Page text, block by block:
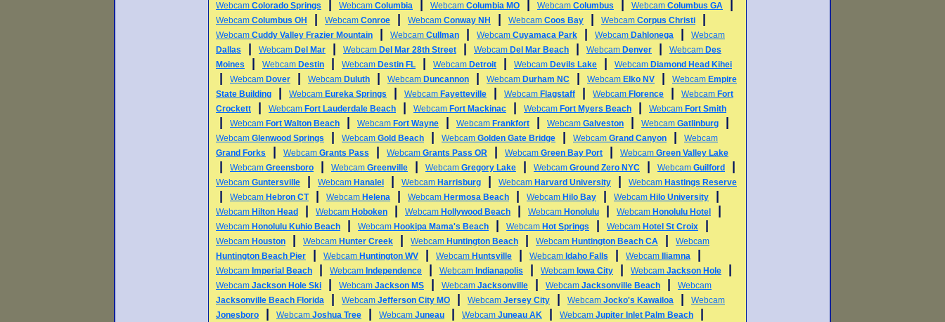
Webcam Colorado Springs Webcam Columbia Webcam Columbia MO Webcam Columbus Webcam Columbus GA
Webcam Columbus OH Webcam Conroe Webcam Conway NH Webcam Coos Bay Webcam Corpus Christi
Webcam Cuddy Valley Frazier Mountain Webcam Cullman Webcam Cuyamaca Park Webcam Dahlonega
Webcam
Dallas
Webcam Del Mar Webcam Del Mar 28th Street Webcam Del Mar Beach Webcam Denver Webcam Des
Moines
Webcam Destin Webcam Destin FL Webcam Detroit Webcam Devils Lake Webcam Diamond Head Kihei
Webcam Dover Webcam Duluth Webcam Duncannon Webcam Durham NC Webcam Elko NV Webcam Empire
State Building
Webcam Eureka Springs Webcam Fayetteville Webcam Flagstaff Webcam Florence Webcam Fort
Crockett
Webcam Fort Lauderdale Beach Webcam Fort Mackinac Webcam Fort Myers Beach Webcam Fort Smith
Webcam Fort Walton Beach Webcam Fort Wayne Webcam Frankfort Webcam Galveston Webcam Gatlinburg
Webcam Glenwood Springs Webcam Gold Beach Webcam Golden Gate Bridge Webcam Grand Canyon
Webcam
Grand Forks
Webcam Grants Pass Webcam Grants Pass OR Webcam Green Bay Port Webcam Green Valley Lake
Webcam Greensboro Webcam Greenville Webcam Gregory Lake Webcam Ground Zero NYC Webcam Guilford
Webcam Guntersville Webcam Hanalei Webcam Harrisburg Webcam Harvard University Webcam Hastings Reserve
Webcam Hebron CT Webcam Helena Webcam Hermosa Beach Webcam Hilo Bay Webcam Hilo University
Webcam Hilton Head Webcam Hoboken Webcam Hollywood Beach Webcam Honolulu Webcam Honolulu Hotel
Webcam Honolulu Kuhio Beach Webcam Hookipa Mama's Beach Webcam Hot Springs Webcam Hotel St Croix
Webcam Houston Webcam Hunter Creek Webcam Huntington Beach Webcam Huntington Beach CA
Webcam
Huntington Beach Pier
Webcam Huntington WV Webcam Huntsville Webcam Idaho Falls Webcam Iliamna
Webcam Imperial Beach Webcam Independence Webcam Indianapolis Webcam Iowa City Webcam Jackson Hole
Webcam Jackson Hole Ski Webcam Jackson MS Webcam Jacksonville Webcam Jacksonville Beach
Webcam
Jacksonville Beach Florida
Webcam Jefferson City MO Webcam Jersey City Webcam Jocko's Kawailoa
Webcam
Jonesboro
Webcam Joshua Tree Webcam Juneau Webcam Juneau AK Webcam Jupiter Inlet Palm Beach